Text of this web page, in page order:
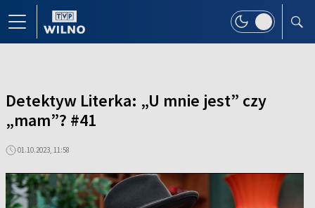
Detektyw Literka: „U mnie jest” czy
„mam”? #41
01.10.2023, 11:58